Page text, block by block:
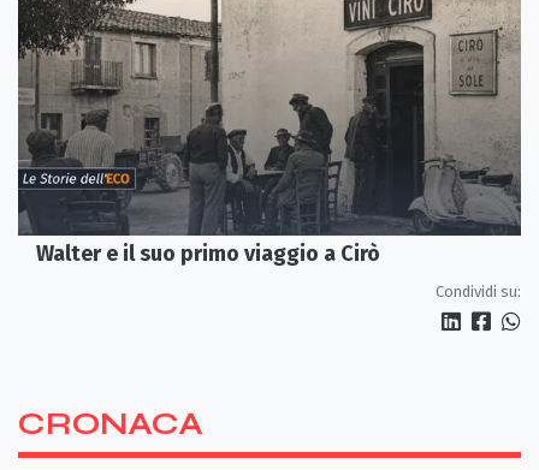
Walter e il suo primo viaggio a Cirò
Condividi su:
CRONACA